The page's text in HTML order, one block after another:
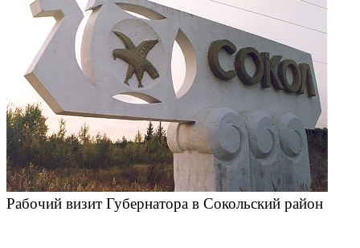
Рабочий визит Губернатора в Сокольский район